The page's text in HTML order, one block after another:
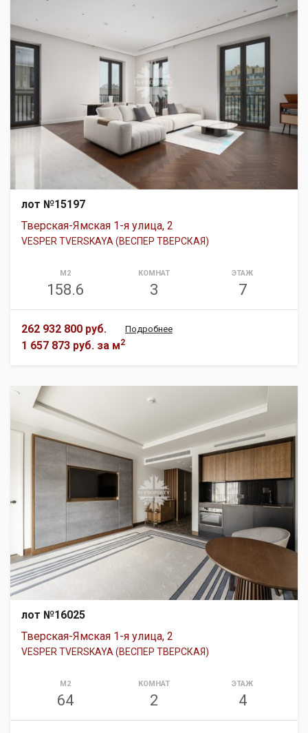
лот №15197
Тверская-Ямская 1-я улица, 2
VESPER TVERSKAYA (ВЕСПЕР ТВЕРСКАЯ)
М2
158.6
КОМНАТ
3
ЭТАЖ
7
262 932 800 руб.
1 657 873 руб. за м2
Подробнее
лот №16025
Тверская-Ямская 1-я улица, 2
VESPER TVERSKAYA (ВЕСПЕР ТВЕРСКАЯ)
М2
64
КОМНАТ
2
ЭТАЖ
4